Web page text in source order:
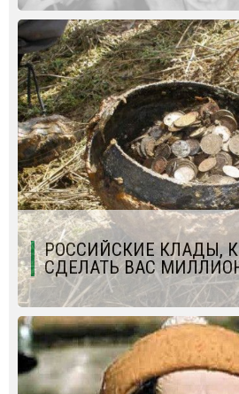
РОССИЙСКИЕ КЛАДЫ,
СДЕЛАТЬ ВАС